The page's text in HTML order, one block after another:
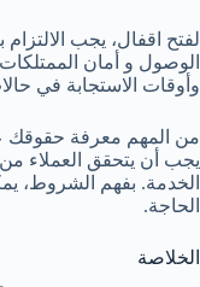
لفتح اقفال، يجب
الوصول و أمان
وأوقات الاستجابة في
من المهم معرفة حقوقك
يجب أن يتحقق العملاء
الخدمة. بفهم الشروط،
الحاجة.
الخلاصة